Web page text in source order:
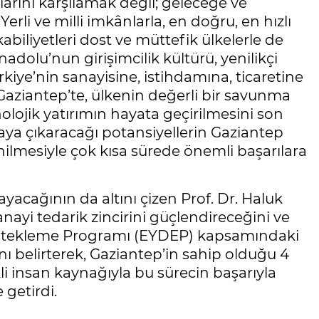
ve milli imkânlarla, en doğru, en hızlı
dost ve müttefik ülkelerle de
girişimcilik kültürü, yenilikçi
sanayisine, istihdamına, ticaretine
ülkenin değerli bir savunma
yatırımın hayata geçirilmesini son
çıkaracağı potansiyellerin Gaziantep
çok kısa sürede önemli başarılara
da altını çizen Prof. Dr. Haluk
tedarik zincirini güçlendireceğini ve
Programı (EYDEP) kapsamındaki
belirterek, Gaziantep’in sahip olduğu 4
kaynağıyla bu sürecin başarıyla
getirdi.